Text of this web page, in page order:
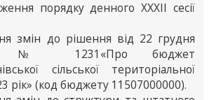
порядку денного ХХХІІ сесії
змін до рішення від 22 грудня
№ 1231«Про бюджет
сільської територіальної
рік» (код бюджету 11507000000).